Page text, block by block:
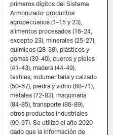
primeros dígitos del Sistema
Armonizado: productos
agropecuarios (1-15 y 23),
alimentos procesados (16-24,
excepto 23), minerales (25-27),
químicos (28-38), plásticos y
gomas (39-40), cueros y pieles
(41-43), madera (44-49),
textiles, indumentaria y calzado
(50-67), piedra y vidrio (68-71),
metales (72-83), maquinaria
(84-85), transporte (86-89),
otros productos industriales
(90-97). Se utilizó el año 2020
dado que la información de